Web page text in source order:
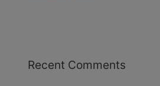
Recent Comments